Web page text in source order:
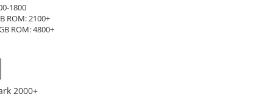
1800
ROM: 2100+
ROM: 4800+
2000+